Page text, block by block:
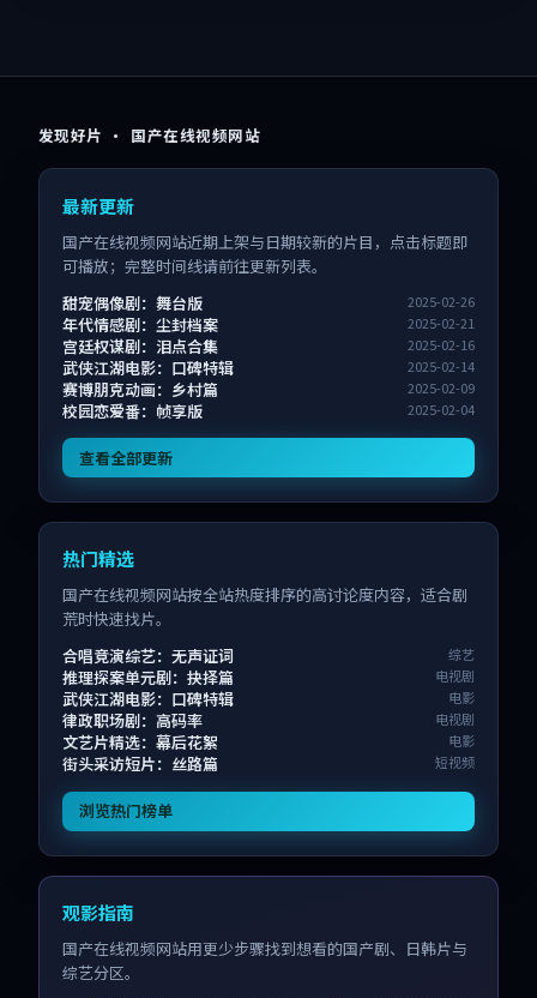
发现好片 · 国产在线视频网站
最新更新
国产在线视频网站近期上架与日期较新的片目，点击标题即
可播放；完整时间线请前往更新列表。
甜宠偶像剧：舞台版
2025-02-26
年代情感剧：尘封档案 2025-02-21
宫廷权谋剧：泪点合集 2025-02-16
武侠江湖电影：口碑特辑 2025-02-14
赛博朋克动画：乡村篇 2025-02-09
校园恋爱番：帧享版 2025-02-04
查看全部更新
热门精选
国产在线视频网站按全站热度排序的高讨论度内容，适合剧
荒时快速找片。
合唱竞演综艺：无声证词
综艺
推理探案单元剧：抉择篇 电视剧
武侠江湖电影：口碑特辑 电影
律政职场剧：高码率 电视剧
文艺片精选：幕后花絮 电影
街头采访短片：丝路篇 短视频
浏览热门榜单
观影指南
国产在线视频网站用更少步骤找到想看的国产剧、日韩片与
综艺分区。